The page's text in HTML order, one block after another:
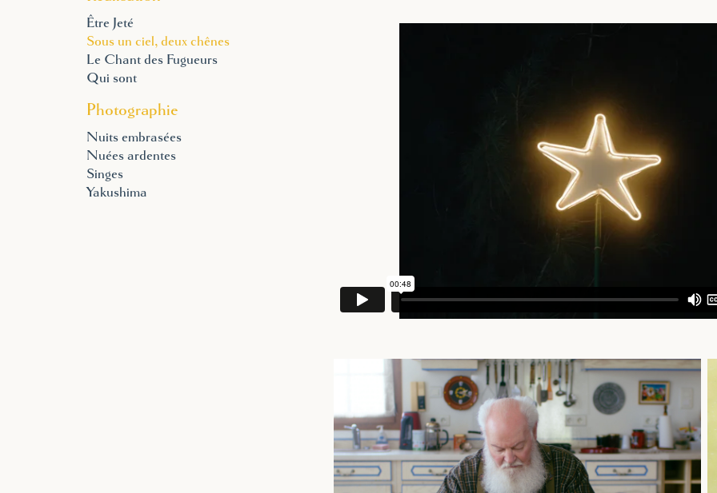
Être Jeté
Sous un ciel, deux chênes
Le Chant des Fugueurs
Qui sont
Photographie
Nuits embrasées
Nuées ardentes
Singes
Yakushima